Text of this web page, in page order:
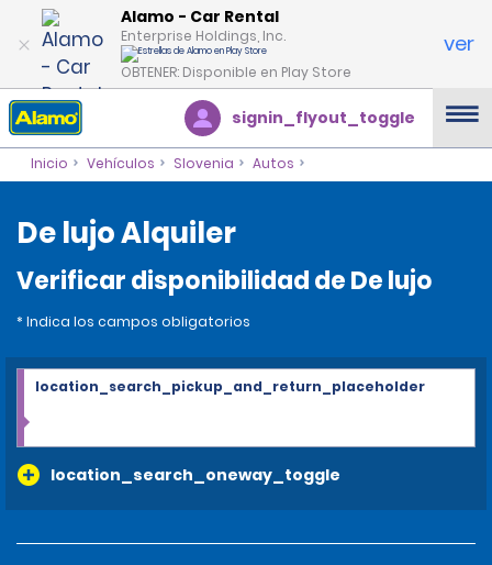
Alamo - Car Rental
Enterprise Holdings, Inc.
OBTENER: Disponible en Play Store
ver
signin_flyout_toggle
Inicio Vehículos Slovenia Autos
De lujo Alquiler
Verificar disponibilidad de De lujo
* Indica los campos obligatorios
location_search_oneway_toggle
location_search_pickup_and_return_placeholder